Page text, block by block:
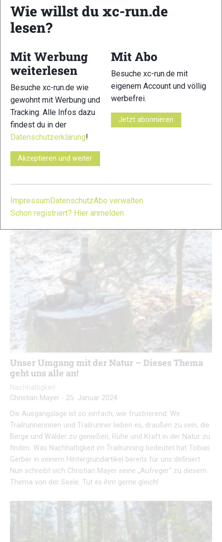
Kilian Jornet Stiftung im Interview: Um unsere
Natur zu erhalten, müssen wir alle anpacken!
Nachhaltigkeit
Tobias Gerber-20. März 2024
Unser Umgang mit der Natur – Dieses Thema
geht uns alle an!
Nachhaltigkeit
Christian Mayer - 25. Januar 2024
Die Ausgangslage ist so einfach, wie frustrierend: Wir
Trailrunnerinnen und Trailrunner lieben es, draußen zu sein, die
Berge und Wälder zu genießen, Ruhe und Kraft in der Natur zu
finden. Was Nachhaltigkeit im Trailrunning bedeutet hat Tobias
Gerber in seinem Hintergrundartikel bereits für uns definiert.
Nun schreibt sich Christian Mayer seine „Aufreger“ zu diesem
Thema von der Seele. Tut es ihm gerne gleich!
Wie willst du xc-run.de
lesen?
Mit Werbung
weiterlesen
Besuche xc-run.de wie
gewohnt mit Werbung und
Tracking. Alle Infos dazu
findest du in der
Datenschutzerklärung!
Akzeptieren und weiter
Mit Abo
Besuche xc-run.de mit
eigenem Account und völlig
werbefrei.
Jetzt abonnieren
Impressum DatenschutzAbo verwalten
Schon registriert? Hier anmelden